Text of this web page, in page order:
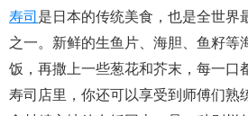
寿司 是日本的传统美食，也是全世界
之一。新鲜的生鱼片、海胆、鱼籽等
饭，再撒上一些葱花和芥末，每一口
寿司店里，你还可以享受到师傅们熟